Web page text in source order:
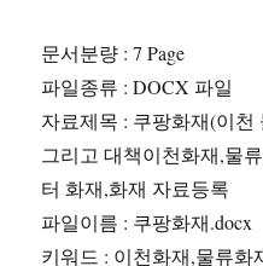
문서분량 : 7 Page
파일종류 : DOCX 파일
자료제목 : 쿠팡화재(이천
그리고 대책이천화재,물
터 화재,화재 자료등록
파일이름 : 쿠팡화재.docx
키워드 : 이천화재,물류화